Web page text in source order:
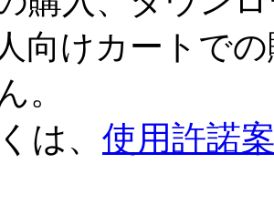
向けカートでの
。
は、 使用許諾